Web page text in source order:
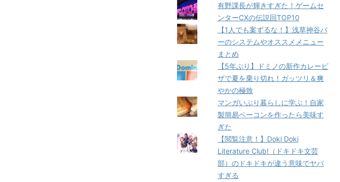
有野課長が輝きすぎた！ゲームセ
ンターCXの伝説回TOP10
【1人でも案ずるな！】浅草神谷バ
ーのシステムやオススメメニュー
まとめ
【5年ぶり】ドミノの新作カレーピ
ザで夏を乗り切れ！ガッツリ＆爽
やかの極致
マンガいぶり暮らしに学ぶ！自家
製簡易ベーコンを作ったら美味す
ぎた
【閲覧注意！】Doki Doki
Literature Club!（ドキドキ文芸
部）のドキドキが違う意味でヤバ
すぎる